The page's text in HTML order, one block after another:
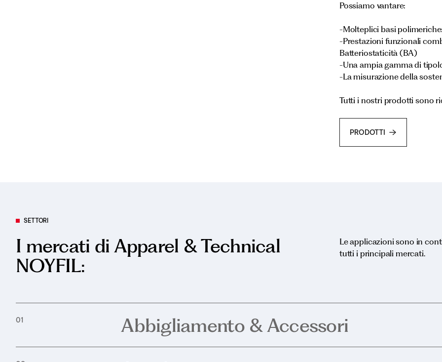
Possiamo vantare:
-Molteplici basi polimeriche:
-Prestazioni funzionali
Batteriostaticità (BA)
-Una ampia gamma di
-La misurazione della
Tutti i nostri prodotti sono
PRODOTTI
SETTORI
I mercati di Apparel & Technical
NOYFIL:
Le applicazioni sono in
tutti i principali mercati.
01 Abbigliamento & Accessori